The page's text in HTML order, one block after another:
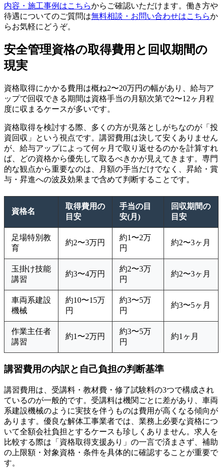
内容・施工事例はこちらからご確認いただけます。働き方や
待遇についてのご質問は無料相談・お問い合わせはこちらか
らお気軽にどうぞ。
安全管理資格の取得費用と回収期間の
現実
資格取得にかかる費用は概ね2〜20万円の幅があり、給与ア
ップで回収できる期間は資格手当の月額次第で2〜12ヶ月程
度に収まるケースが多いです。
資格取得を検討する際、多くの方が見落としがちなのが「投
資回収」という視点です。講習費用は決して安くありません
が、給与アップによって何ヶ月で取り返せるのかを計算すれ
ば、どの資格から優先して取るべきかが見えてきます。専門
的な観点から重要なのは、月額の手当だけでなく、昇給・賞
与・昇進への波及効果まで含めて判断することです。
資格名
取得費用の
目安
手当の目
安(月)
回収期間の
目安
足場特別教
育
約2〜3万円
約1〜2万
円
約2〜3ヶ月
玉掛け技能
講習
約3〜4万円
約2〜3万
円
約2〜3ヶ月
車両系建設
機械
約10〜15万
円
約3〜5万
円
約3〜5ヶ月
作業主任者
講習
約1〜2万円
約3〜5万
円
約1ヶ月
講習費用の内訳と自己負担の判断基準
講習費用は、受講料・教材費・修了試験料の3つで構成され
ているのが一般的です。受講料は機関ごとに差があり、車両
系建設機械のように実技を伴うものは費用が高くなる傾向が
あります。優良な解体工事業者では、業務上必要な資格につ
いて全額会社負担とするケースも珍しくありません。求人を
比較する際は「資格取得支援あり」の一言で済まさず、補助
の上限額・対象資格・条件を具体的に確認することが重要で
す。